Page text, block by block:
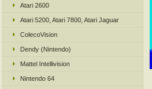
Atari 2600
Atari 5200, Atari 7800, Atari Jaguar
ColecoVision
Dendy (Nintendo)
Mattel Intellivision
Nintendo 64